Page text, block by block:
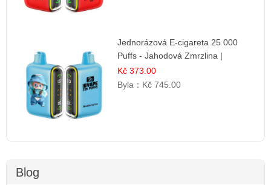
Jednorázová E-cigareta 25 000
Puffs - Jahodová Zmrzlina |
Krémová sladká příchuť
Kč 373.00
Byla： Kč 745.00
Blog